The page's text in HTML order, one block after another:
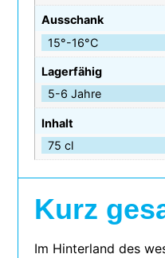
Ausschank
15°-16°C
Lagerfähig
5-6 Jahre
Inhalt
75 cl
Kurz
Im Hinterland des